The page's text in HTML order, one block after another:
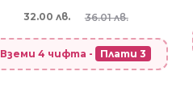
36.01 лв.
32.00 лв.
Вземи 4 чифта - Плати 3